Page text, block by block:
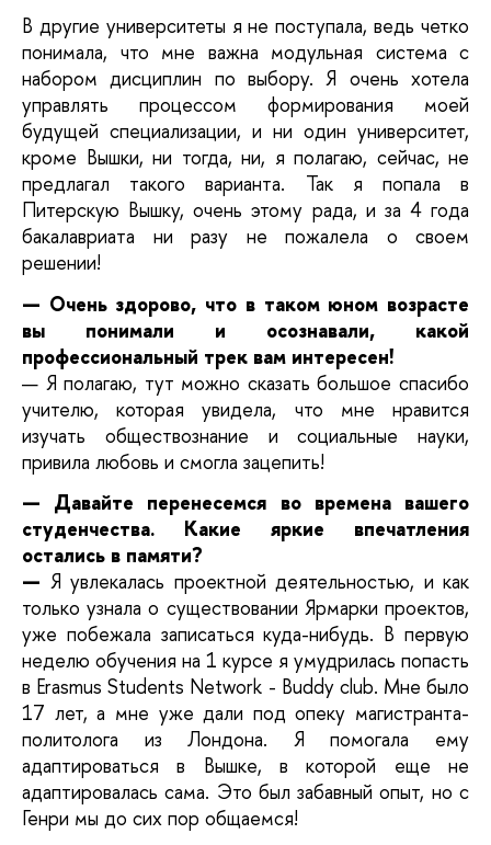
В другие университеты я не поступала, ведь четко
понимала, что мне важна модульная система с
набором дисциплин по выбору. Я очень хотела
управлять процессом формирования моей
будущей специализации, и ни один университет,
кроме Вышки, ни тогда, ни, я полагаю, сейчас, не
предлагал такого варианта. Так я попала в
Питерскую Вышку, очень этому рада, и за 4 года
бакалавриата ни разу не пожалела о своем
решении!
— Очень здорово, что в таком юном возрасте
вы понимали и осознавали, какой
профессиональный трек вам интересен!
— Я полагаю, тут можно сказать большое спасибо
учителю, которая увидела, что мне нравится
изучать обществознание и социальные науки,
привила любовь и смогла зацепить!
— Давайте перенесемся во времена вашего
студенчества. Какие яркие впечатления
остались в памяти?
— Я увлекалась проектной деятельностью, и как
только узнала о существовании Ярмарки проектов,
уже побежала записаться куда-нибудь. В первую
неделю обучения на 1 курсе я умудрилась попасть
в Erasmus Students Network - Buddy club. Мне было
17 лет, а мне уже дали под опеку магистранта-
политолога из Лондона. Я помогала ему
адаптироваться в Вышке, в которой еще не
адаптировалась сама. Это был забавный опыт, но с
Генри мы до сих пор общаемся!